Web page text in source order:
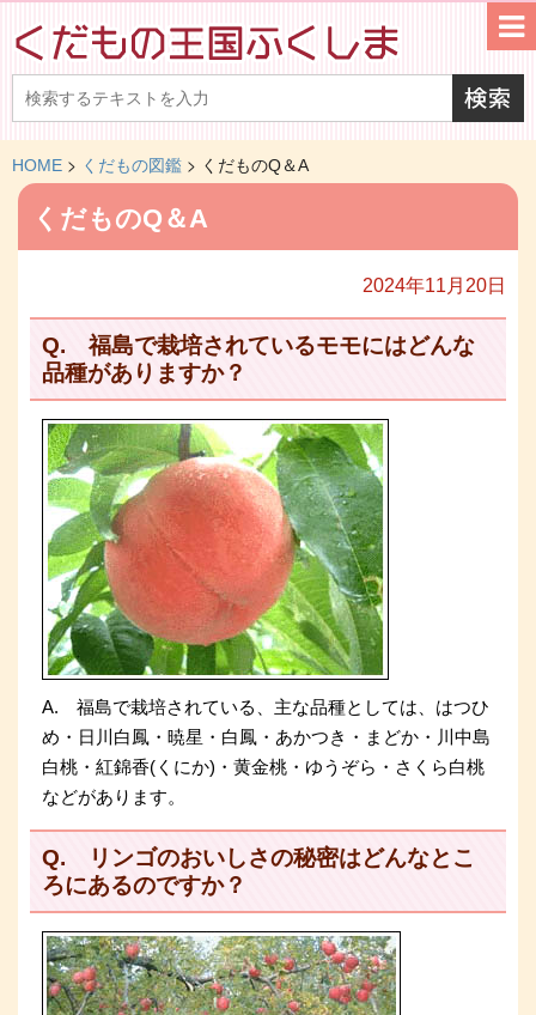
HOME > くだもの図鑑 > くだものQ＆A
くだものQ＆A
2024年11月20日
Q. 福島で栽培されているモモにはどんな
品種がありますか？
A. 福島で栽培されている、主な品種としては、はつひ
め・日川白鳳・暁星・白鳳・あかつき・まどか・川中島
白桃・紅錦香(くにか)・黄金桃・ゆうぞら・さくら白桃
などがあります。
Q. リンゴのおいしさの秘密はどんなとこ
ろにあるのですか？